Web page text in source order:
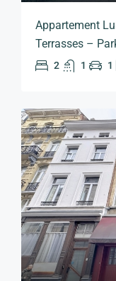
Appartement
Terrasses –
2 1 1